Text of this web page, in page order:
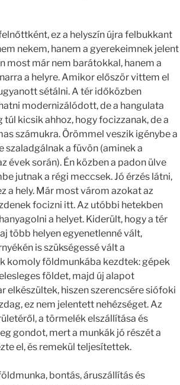
ez a helyszín újra felbukkant
nekem, hanem a gyerekeimnek jelent
most már nem barátokkal, hanem a
a helyre. Amikor először vittem el
sétálni. A tér időközben
modernizálódott, de a hangulata
kicsik ahhoz, hogy focizzanak, de a
számukra. Örömmel veszik igénybe a
szaladgálnak a füvön (aminek a
évek során). Én közben a padon ülve
jutnak a régi meccsek. Jó érzés látni,
a hely. Már most várom azokat az
focizni itt. Az utóbbi hetekben
a helyet. Kiderült, hogy a tér
több helyen egyenetlenné vált,
is szükségessé vált a
komoly földmunkába kezdtek: gépek
földet, majd új alapot
elkészültek, hiszen szerencsére siófoki
ez nem jelentett nehézséget. Az
a törmelék elszállítása és
gondot, mert a munkák jó részét a
el, és remekül teljesítettek.
bontás, áruszállítás és